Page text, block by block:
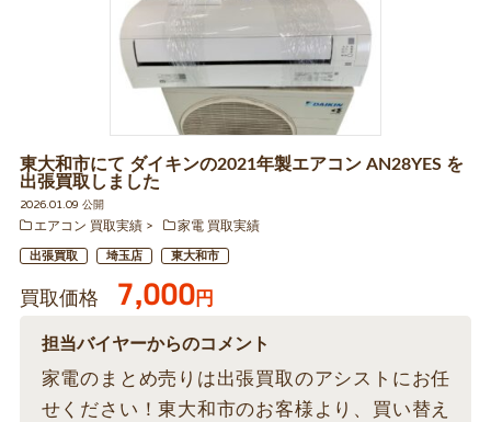
東大和市にて ダイキンの2021年製エアコン AN28YES を
出張買取しました
2026.01.09 公開
エアコン 買取実績
家電 買取実績
出張買取 埼玉店 東大和市
買取価格 7,000円
担当バイヤーからのコメント
家電のまとめ売りは出張買取のアシストにお任
せください！東大和市のお客様より、買い替え